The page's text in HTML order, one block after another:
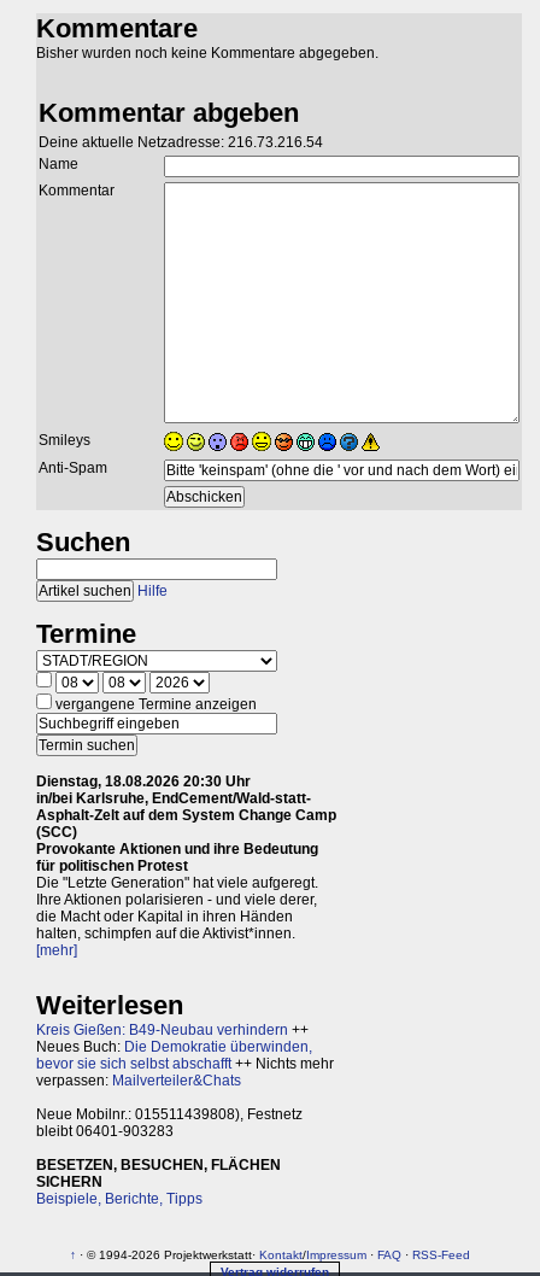
Kommentare
Bisher wurden noch keine Kommentare abgegeben.
Kommentar abgeben
Deine aktuelle Netzadresse: 216.73.216.54
Name
Kommentar
Smileys
Anti-Spam
Suchen
Hilfe
Termine
vergangene Termine anzeigen
Dienstag, 18.08.2026 20:30 Uhr
in/bei Karlsruhe, EndCement/Wald-statt-
Asphalt-Zelt auf dem System Change Camp
(SCC)
Provokante Aktionen und ihre Bedeutung
für politischen Protest
Die "Letzte Generation" hat viele aufgeregt.
Ihre Aktionen polarisieren - und viele derer,
die Macht oder Kapital in ihren Händen
halten, schimpfen auf die Aktivist*innen.
[mehr]
Weiterlesen
Kreis Gießen: B49-Neubau verhindern ++
Neues Buch: Die Demokratie überwinden,
bevor sie sich selbst abschafft++ Nichts mehr
verpassen: Mailverteiler&Chats
Neue Mobilnr.: 015511439808), Festnetz
bleibt 06401-903283
BESETZEN, BESUCHEN, FLÄCHEN
SICHERN
Beispiele, Berichte, Tipps
↑ · © 1994-2026 Projektwerkstatt· Kontakt/Impressum · FAQ · RSS-Feed
Vertrag widerrufen